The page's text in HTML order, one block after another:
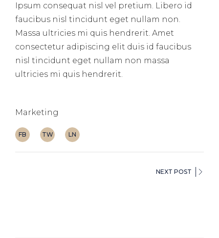
Ipsum consequat nisl vel pretium. Libero id
faucibus nisl tincidunt eget nullam non.
Massa ultricies mi quis hendrerit. Amet
consectetur adipiscing elit duis id faucibus
nisl tincidunt eget nullam non massa
ultricies mi quis hendrerit.
Marketing
FB TW LN
NEXT POST